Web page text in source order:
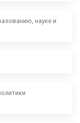
науке и